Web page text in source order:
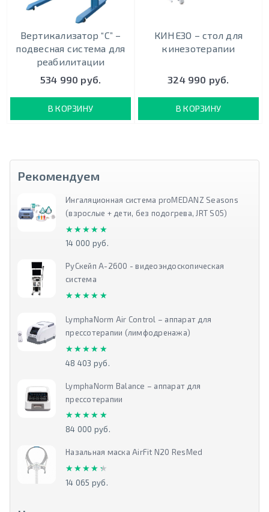
Вертикализатор “С” –
подвесная система для
реабилитации
534 990 руб.
В КОРЗИНУ
КИНЕЗО – стол для
кинезотерапии
324 990 руб.
В КОРЗИНУ
Рекомендуем
Ингаляционная система proMEDANZ Seasons
(взрослые + дети, без подогрева, JRT S05)
★★★★★
★★★★★
14 000 руб.
РуСкейп А-2600 - видеоэндоскопическая
система
★★★★★
★★★★★
LymphaNorm Air Control – аппарат для
прессотерапии (лимфодренажа)
★★★★★
★★★★★
48 403 руб.
LymphaNorm Balance – аппарат для
прессотерапии
★★★★★
★★★★★
84 000 руб.
Назальная маска AirFit N20 ResMed
★★★★★
★★★★★
14 065 руб.